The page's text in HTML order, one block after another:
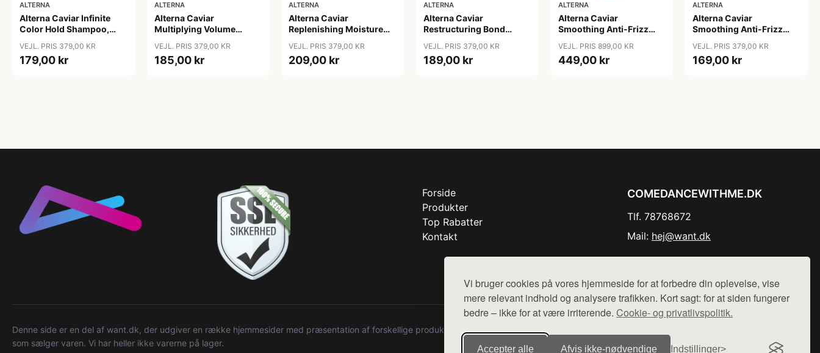
Vi bruger cookies på vores hjemmeside for at forbedre din oplevelse, vise
mere relevant indhold og analysere trafikken. Kort sagt: for at siden fungerer
bedre – ikke for at være irriterende. Cookie- og privatlivspolitik.
Accepter alle Afvis ikke‑nødvendige Indstillinger
ALTERNA
Alterna Caviar Infinite
Color Hold Shampoo,
VEJL. PRIS 379,00 KR
179,00 kr
ALTERNA
Alterna Caviar
Multiplying Volume
VEJL. PRIS 379,00 KR
185,00 kr
ALTERNA
Alterna Caviar
Replenishing Moisture
VEJL. PRIS 379,00 KR
209,00 kr
ALTERNA
Alterna Caviar
Restructuring Bond
VEJL. PRIS 379,00 KR
189,00 kr
ALTERNA
Alterna Caviar
Smoothing Anti-Frizz
VEJL. PRIS 899,00 KR
449,00 kr
ALTERNA
Alterna Caviar
Smoothing Anti-Frizz
VEJL. PRIS 379,00 KR
169,00 kr
Forside
Produkter
Top Rabatter
Kontakt
COMEDANCEWITHME.DK
Tlf. 78768672
Mail: hej@want.dk
Denne side er en del af want.dk, der udgiver en række hjemmesider med præsentation af forskellige produkter fra diverse webshops. Der sælges ikke varer fra denne side - vi henviser til de shops,
som sælger varen. Vi har heller ikke varerne på lager.